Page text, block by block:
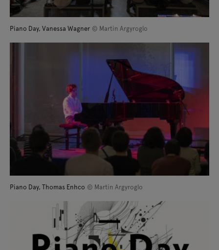
Piano Day, Vanessa Wagner © Martin Argyroglo
Piano Day, Thomas Enhco © Martin Argyroglo